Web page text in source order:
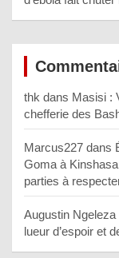
thk dans Masisi :
chefferie des
Marcus227 dans
Goma à
parties à
Augustin Ngeleza
lueur d’espoir et